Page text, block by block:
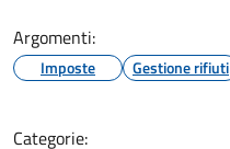
Argomenti:
Imposte Gestione rifiuti
Categorie: